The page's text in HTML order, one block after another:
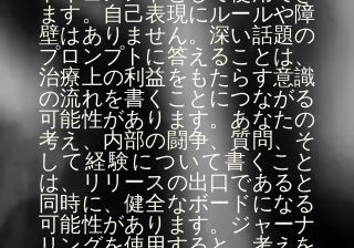
ます。自己表現にルールや障
壁はありません。深い話題の
プロンプトに答えることは、
治療上の利益をもたらす意識
の流れを書くことにつながる
可能性があります。あなたの
考え、内部の闘争、質問、そ
して経験について書くこと
は、リリースの出口であると
同時に、健全なボードになる
可能性があります。ジャーナ